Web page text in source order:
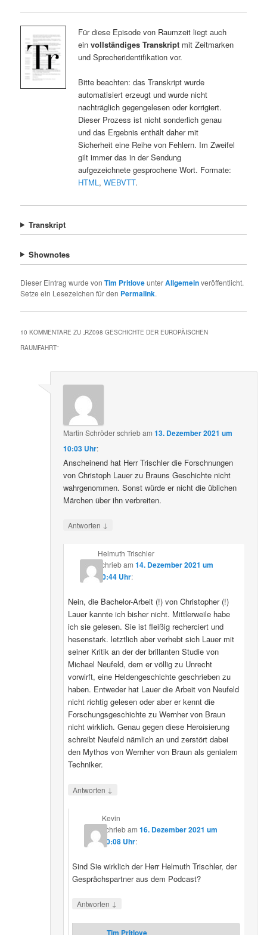
Für diese Episode von Raumzeit liegt auch
ein vollständiges Transkriptmit Zeitmarken
und Sprecheridentifikation vor.
Bitte beachten: das Transkript wurde
automatisiert erzeugt und wurde nicht
nachträglich gegengelesen oder korrigiert.
Dieser Prozess ist nicht sonderlich genau
und das Ergebnis enthält daher mit
Sicherheit eine Reihe von Fehlern. Im Zweifel
gilt immer das in der Sendung
aufgezeichnete gesprochene Wort. Formate:
HTML, WEBVTT.
Transkript
Shownotes
Dieser Eintrag wurde vonTim PritloveunterAllgemeinveröffentlicht.
Setze ein Lesezeichen für den Permalink.
10 KOMMENTARE ZU „RZ098 GESCHICHTE DER EUROPÄISCHEN
RAUMFAHRT“
Martin Schröderschriebam13. Dezember 2021 um
10:03 Uhr:
Anscheinend hat Herr Trischler die Forschnungen
von Christoph Lauer zu Brauns Geschichte nicht
wahrgenommen. Sonst würde er nicht die üblichen
Märchen über ihn verbreiten.
Antworten ↓
Helmuth Trischler
schriebam 14. Dezember 2021 um
20:44 Uhr:
Nein, die Bachelor-Arbeit (!) von Christopher (!)
Lauer kannte ich bisher nicht. Mittlerweile habe
ich sie gelesen. Sie ist fleißig recherciert und
hesenstark. letztlich aber verhebt sich Lauer mit
seiner Kritik an der der brillanten Studie von
Michael Neufeld, dem er völlig zu Unrecht
vorwirft, eine Heldengeschichte geschrieben zu
haben. Entweder hat Lauer die Arbeit von Neufeld
nicht richtig gelesen oder aber er kennt die
Forschungsgeschichte zu Wernher von Braun
nicht wirklich. Genau gegen diese Heroisierung
schreibt Neufeld nämlich an und zerstört dabei
den Mythos von Wernher von Braun als genialem
Techniker.
Antworten ↓
Kevin
schriebam16. Dezember 2021 um
20:08 Uhr:
Sind Sie wirklich der Herr Helmuth Trischler, der
Gesprächspartner aus dem Podcast?
Antworten ↓
Tim Pritlove